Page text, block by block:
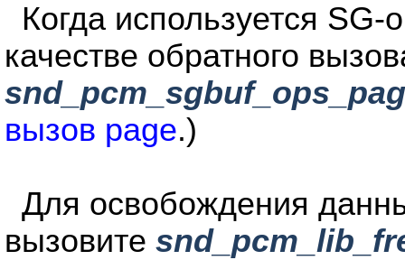
Когда используется
качестве обратного
вызов page.)
Для освобождения
вызовите